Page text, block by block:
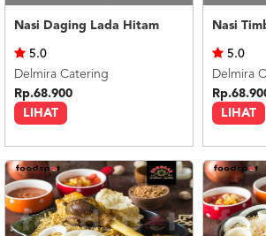
Nasi Daging Lada Hitam
LIHAT
5.0
Delmira Catering
Rp.68.900
Nasi
LIHAT
5.0
Delmira